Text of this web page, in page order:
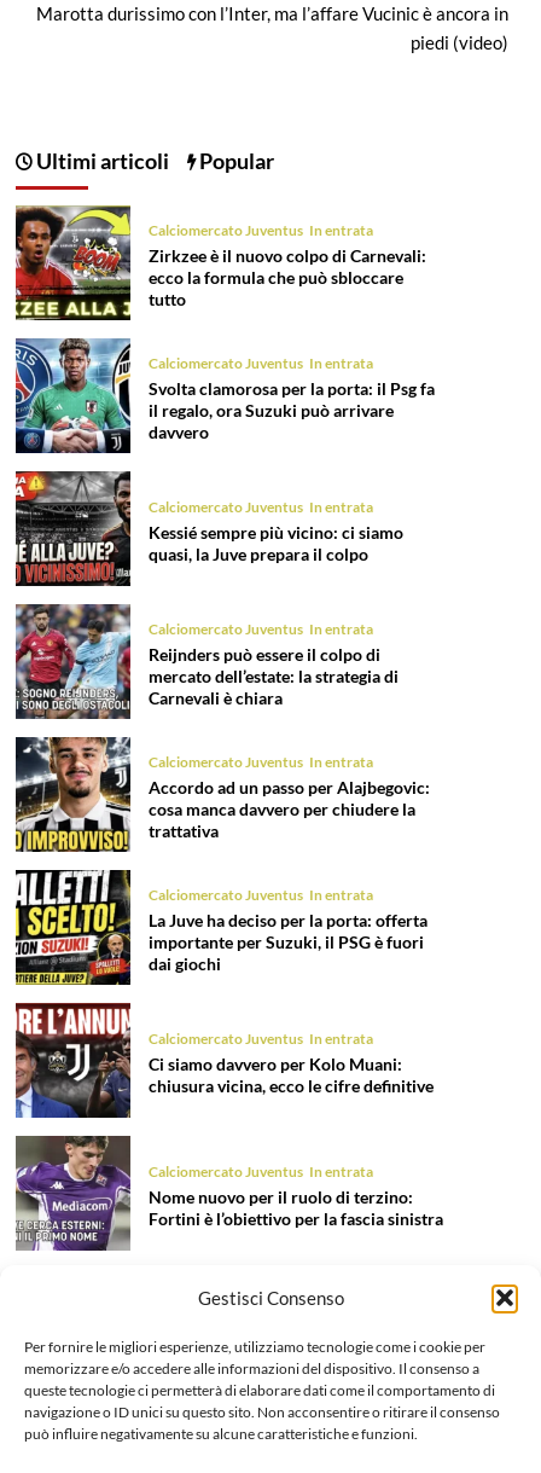
Gestisci Consenso
Per fornire le migliori esperienze, utilizziamo tecnologie come i cookie per
memorizzare e/o accedere alle informazioni del dispositivo. Il consenso a
queste tecnologie ci permetterà di elaborare dati come il comportamento di
navigazione o ID unici su questo sito. Non acconsentire o ritirare il consenso
può influire negativamente su alcune caratteristiche e funzioni.
Marotta durissimo con l’Inter, ma l’affare Vucinic è ancora in
piedi (video)
Ultimi articoli Popular
Calciomercato Juventus In entrata
Zirkzee è il nuovo colpo di Carnevali:
ecco la formula che può sbloccare
tutto
Calciomercato Juventus In entrata
Svolta clamorosa per la porta: il Psg fa
il regalo, ora Suzuki può arrivare
davvero
Calciomercato Juventus In entrata
Kessié sempre più vicino: ci siamo
quasi, la Juve prepara il colpo
Calciomercato Juventus In entrata
Reijnders può essere il colpo di
mercato dell’estate: la strategia di
Carnevali è chiara
Calciomercato Juventus In entrata
Accordo ad un passo per Alajbegovic:
cosa manca davvero per chiudere la
trattativa
Calciomercato Juventus In entrata
La Juve ha deciso per la porta: offerta
importante per Suzuki, il PSG è fuori
dai giochi
Calciomercato Juventus In entrata
Ci siamo davvero per Kolo Muani:
chiusura vicina, ecco le cifre definitive
Calciomercato Juventus In entrata
Nome nuovo per il ruolo di terzino:
Fortini è l’obiettivo per la fascia sinistra
Calciomercato Juventus In entrata
il colpo dell’estate 2026!
Calciomercato Juventus In uscita